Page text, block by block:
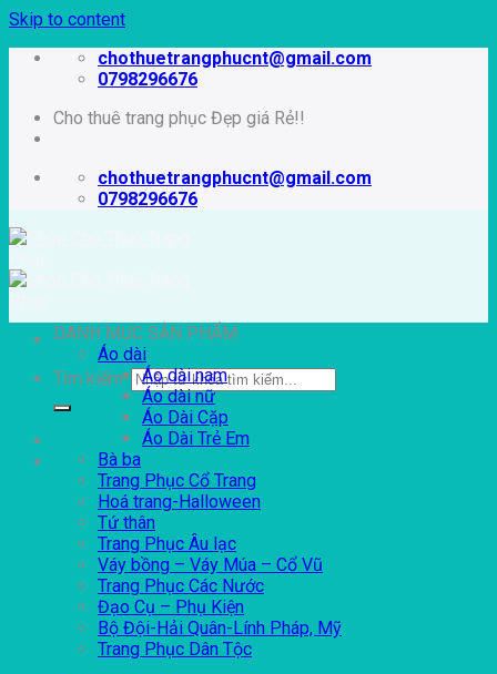
Skip to content
chothuetrangphucnt@gmail.com
0798296676
Cho thuê trang phục Đẹp giá Rẻ!!
chothuetrangphucnt@gmail.com
0798296676
Tìm kiếm:
DANH MỤC SẢN PHẨM
Áo dài
Áo dài nam
Áo dài nữ
Áo Dài Cặp
Áo Dài Trẻ Em
Bà ba
Trang Phục Cổ Trang
Hoá trang-Halloween
Tứ thân
Trang Phục Âu lạc
Váy bồng – Váy Múa – Cổ Vũ
Trang Phục Các Nước
Đạo Cụ – Phụ Kiện
Bộ Đội-Hải Quân-Lính Pháp, Mỹ
Trang Phục Dân Tộc